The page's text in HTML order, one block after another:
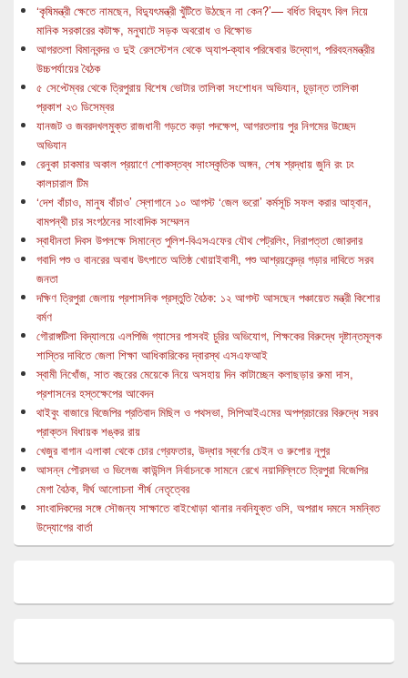
‘কৃষিমন্ত্রী ক্ষেতে নামছেন, বিদ্যুৎমন্ত্রী খুঁটিতে উঠছেন না কেন?’— বর্ধিত বিদ্যুৎ বিল নিয়ে
মানিক সরকারের কটাক্ষ, মনুঘাটে সড়ক অবরোধ ও বিক্ষোভ
আগরতলা বিমানবন্দর ও দুই রেলস্টেশন থেকে অ্যাপ-ক্যাব পরিষেবার উদ্যোগ, পরিবহনমন্ত্রীর
উচ্চপর্যায়ের বৈঠক
৫ সেপ্টেম্বর থেকে ত্রিপুরায় বিশেষ ভোটার তালিকা সংশোধন অভিযান, চূড়ান্ত তালিকা
প্রকাশ ২৩ ডিসেম্বর
যানজট ও জবরদখলমুক্ত রাজধানী গড়তে কড়া পদক্ষেপ, আগরতলায় পুর নিগমের উচ্ছেদ
অভিযান
রেনুকা চাকমার অকাল প্রয়াণে শোকস্তব্ধ সাংস্কৃতিক অঙ্গন, শেষ শ্রদ্ধায় জুনি রং ঢং
কালচারাল টিম
‘দেশ বাঁচাও, মানুষ বাঁচাও’ স্লোগানে ১০ আগস্ট ‘জেল ভরো’ কর্মসূচি সফল করার আহ্বান,
বামপন্থী চার সংগঠনের সাংবাদিক সম্মেলন
স্বাধীনতা দিবস উপলক্ষে সিমান্তে পুলিশ-বিএসএফের যৌথ পেট্রলিং, নিরাপত্তা জোরদার
গবাদি পশু ও বানরের অবাধ উৎপাতে অতিষ্ঠ খোয়াইবাসী, পশু আশ্রয়কেন্দ্র গড়ার দাবিতে সরব
জনতা
দক্ষিণ ত্রিপুরা জেলায় প্রশাসনিক প্রস্তুতি বৈঠক: ১২ আগস্ট আসছেন পঞ্চায়েত মন্ত্রী কিশোর
বর্মণ
গৌরাঙ্গটিলা বিদ্যালয়ে এলপিজি গ্যাসের পাসবই চুরির অভিযোগ, শিক্ষকের বিরুদ্ধে দৃষ্টান্তমূলক
শাস্তির দাবিতে জেলা শিক্ষা আধিকারিকের দ্বারস্থ এসএফআই
স্বামী নিখোঁজ, সাত বছরের মেয়েকে নিয়ে অসহায় দিন কাটাচ্ছেন কলাছড়ার রুমা দাস,
প্রশাসনের হস্তক্ষেপের আবেদন
থাইবুং বাজারে বিজেপির প্রতিবাদ মিছিল ও পথসভা, সিপিআইএমের অপপ্রচারের বিরুদ্ধে সরব
প্রাক্তন বিধায়ক শঙ্কর রায়
খেজুর বাগান এলাকা থেকে চোর গ্রেফতার, উদ্ধার স্বর্ণের চেইন ও রুপোর নূপুর
আসন্ন পৌরসভা ও ভিলেজ কাউন্সিল নির্বাচনকে সামনে রেখে নয়াদিল্লিতে ত্রিপুরা বিজেপির
মেগা বৈঠক, দীর্ঘ আলোচনা শীর্ষ নেতৃত্বের
সাংবাদিকদের সঙ্গে সৌজন্য সাক্ষাতে বাইখোড়া থানার নবনিযুক্ত ওসি, অপরাধ দমনে সমন্বিত
উদ্যোগের বার্তা